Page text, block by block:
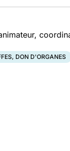
DON D'ORGANES